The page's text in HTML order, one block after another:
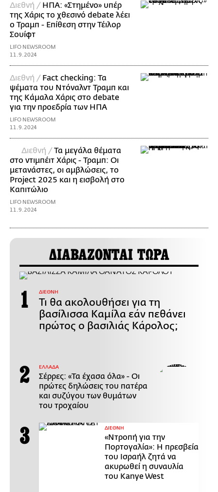
Διεθνή / ΗΠΑ: «Στημένο» υπέρ
της Χάρις το χθεσινό debate λέει
ο Τραμπ - Επίθεση στην Τέιλορ
Σουίφτ
LIFO NEWSROOM
11.9.2024
Διεθνή / Fact checking: Τα
ψέματα του Ντόναλντ Τραμπ και
της Κάμαλα Χάρις στο debate
για την προεδρία των ΗΠΑ
LIFO NEWSROOM
11.9.2024
Διεθνή /Τα μεγάλα θέματα
στο ντιμπέιτ Χάρις - Τραμπ: Οι
μετανάστες, οι αμβλώσεις, το
Project 2025 και η εισβολή στο
Καπιτώλιο
LIFO NEWSROOM
11.9.2024
ΔΙΑΒΑΖΟΝΤΑΙ ΤΩΡΑ
ΔΙΕΘΝΗ
Τι θα ακολουθήσει για τη
βασίλισσα Καμίλα εάν πεθάνει
πρώτος ο βασιλιάς Κάρολος;
ΕΛΛΑΔΑ
Σέρρες: «Τα έχασα όλα» - Οι
πρώτες δηλώσεις του πατέρα
και συζύγου των θυμάτων
του τροχαίου
ΔΙΕΘΝΗ
«Ντροπή για την
Πορτογαλία»: Η πρεσβεία
του Ισραήλ ζητά να
ακυρωθεί η συναυλία
του Kanye West